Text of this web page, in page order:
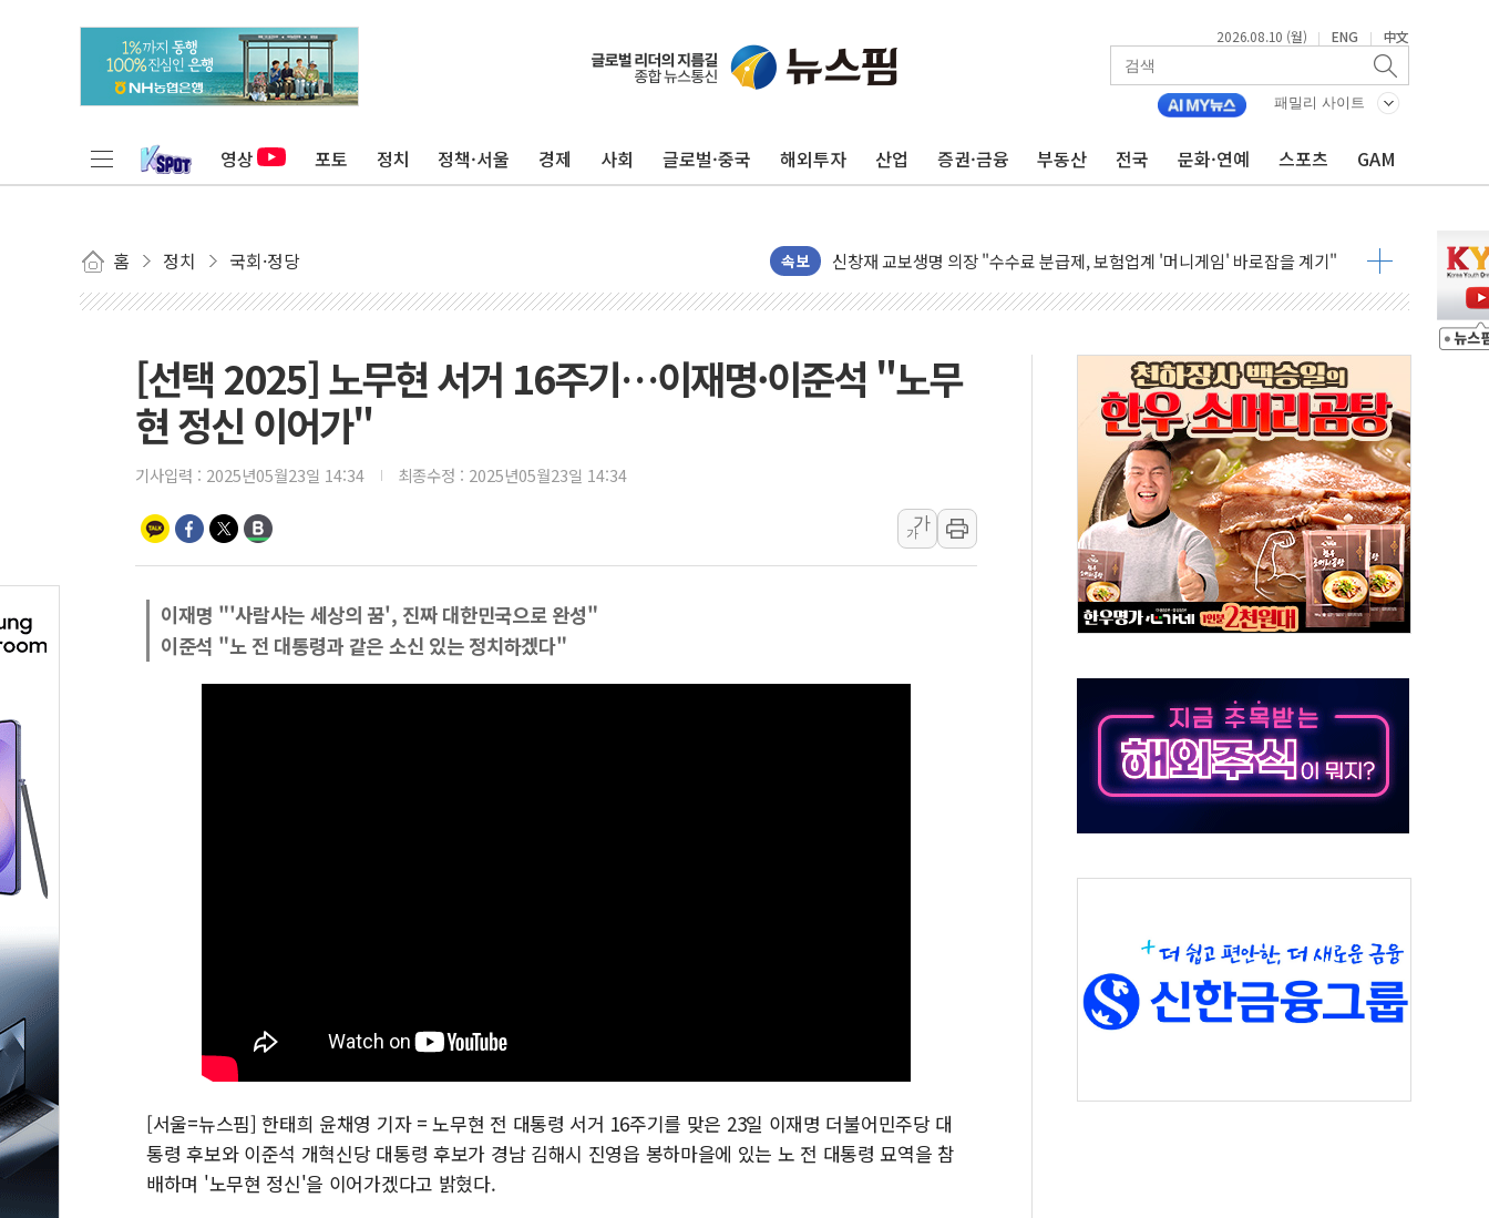
2026.08.10 (월) | ENG | 中文
패밀리 사이트
영상 포토 정치 정책·서울 경제 사회 글로벌·중국 해외투자 산업 증권·금융 부동산 전국 문화·연예 스포츠 GAM
홈 정치 국회·정당 속보
김민석 "호남과 수도권서 최소한 무승부 이상의 승리 예상...추세상 우위"
NH농협금융, '경영계획 Review' 첫 도입…하반기 전략 점검
흥국생명, 검사·치료·재활 한 번에 보장…통합치료 특약 4종 출시
'반도체 독주' 끝나나…이번 달 非반도체가 더 뛰었다
NH농협카드, VVIP 전용 'the Origins' 출시…무제한 포인트 적립
웰컴저축은행, 전 직원 '1인 1 AI 에이전트' 도입
종합특검, '채상병 사건 관여' 황유성 前방첩사령관 구속영장
황희, '폐버스 주택' 논란 대국민사과..."청년 주거문제 엄중함 헤어리지 못해"
해명 기자회견 하는 조성환 조이웍스 전 대표
발언 나선 조성환 조이웍스 전 대표
선관위 국조특위, '재검표 일정' 두고 여야 충돌
행정안전부-우아한형제들, 착한가격업소 이용 활성화 업무협약 체결식
전매제한 기간중 8000만원 웃돈 매매한 2명 검찰 송치
유럽 증시, '싸구려' 꼬리표 떼고 질주…글로벌 자금 몰린다
산속 헤매던 80대 치매 여성…소방드론이 2시간 만에 찾아냈다
행안부, 임시조립주택 제도 손본다…산불 이재민 주택 침수·이탈에 TF 가동
[선택 2025] 노무현 서거 16주기…이재명·이준석 "노무
현 정신 이어가"
기사입력 : 2025년05월23일 14:34 최종수정 : 2025년05월23일 14:34
가
가
이재명 "'사람사는 세상의 꿈', 진짜 대한민국으로 완성"
이준석 "노 전 대통령과 같은 소신 있는 정치하겠다"
[서울=뉴스핌] 한태희 윤채영 기자 = 노무현 전 대통령 서거 16주기를 맞은 23일 이재명 더불어민주당 대
통령 후보와 이준석 개혁신당 대통령 후보가 경남 김해시 진영읍 봉하마을에 있는 노 전 대통령 묘역을 참
배하며 '노무현 정신'을 이어가겠다고 밝혔다.